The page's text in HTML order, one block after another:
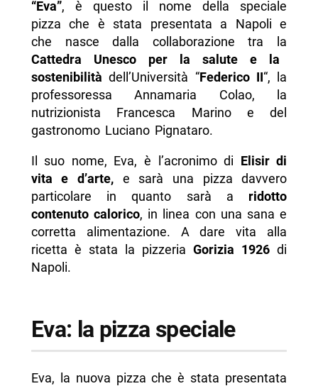
“Eva”, è questo il nome della speciale
pizza che è stata presentata a Napoli e
che nasce dalla collaborazione tra la
Cattedra Unesco per la salute e la
sostenibilità dell’Università “Federico II“, la
professoressa Annamaria Colao, la
nutrizionista Francesca Marino e del
gastronomo Luciano Pignataro.
Il suo nome, Eva, è l’acronimo di Elisir di
vita e d’arte, e sarà una pizza davvero
particolare in quanto sarà a ridotto
contenuto calorico, in linea con una sana e
corretta alimentazione. A dare vita alla
ricetta è stata la pizzeriaGorizia 1926di
Napoli.
Eva: la pizza speciale
Eva, la nuova pizza che è stata presentata